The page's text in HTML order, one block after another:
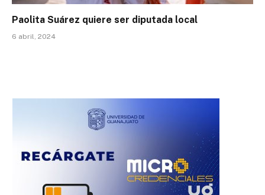
Paolita Suárez quiere ser diputada local
6 abril, 2024